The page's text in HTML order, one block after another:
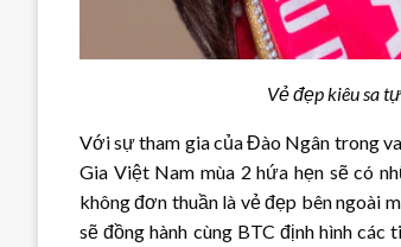
Vẻ đẹp kiêu sa
Với sự tham gia của Đào Ngân trong
Gia Việt Nam mùa 2 hứa hẹn sẽ có
không đơn thuần là vẻ đẹp bên ngoài
sẽ đồng hành cùng BTC định hình